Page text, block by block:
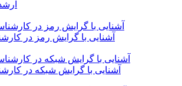
آشنایی با گرایش رمز در
آشنایی با گرایش شبکه در